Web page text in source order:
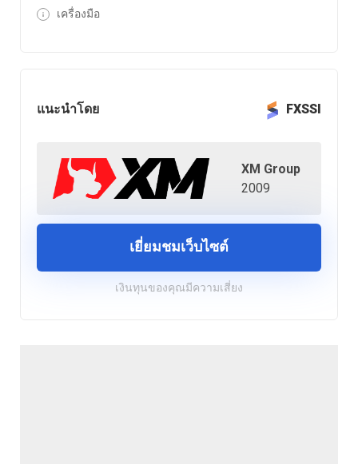
เครื่องมือ
แนะนำโดย FXSSI
XM Group
2009
เยี่ยมชมเว็บไซต์
เงินทุนของคุณมีความเสี่ยง